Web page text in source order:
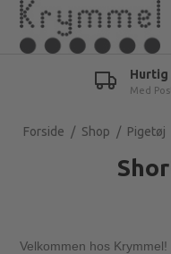
90
Forside / Shop / Pigetøj
Velkommen hos Krymmel!